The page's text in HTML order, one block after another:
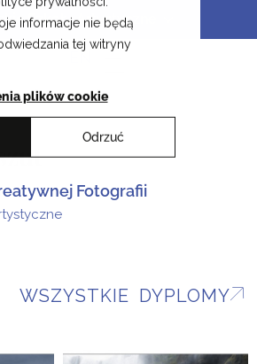
informacje nie będą
tej witryny
plików cookie
Odrzuć
Szkoły Artystyczne
EN
Fotografii
WSZYSTKIE DYPLOMY